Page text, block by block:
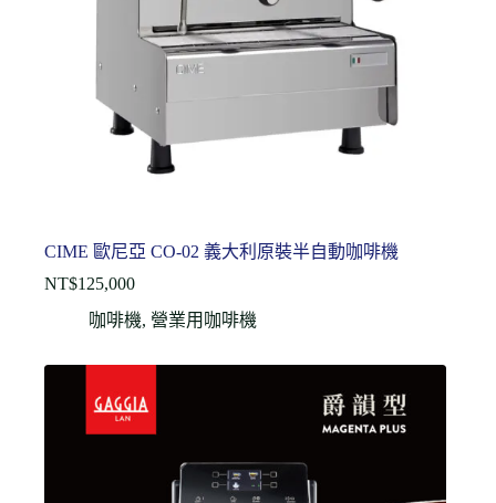
CIME 歐尼亞 CO-02 義大利原裝半自動咖啡機
NT$125,000
咖啡機, 營業用咖啡機